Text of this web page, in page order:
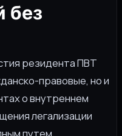
без
резидента ПВТ
правовые, но и
о внутреннем
легализации
путем,